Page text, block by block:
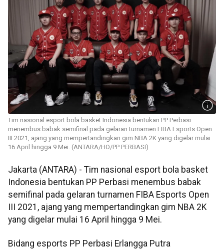
Tim nasional esport bola basket Indonesia bentukan PP Perbasi
menembus babak semifinal pada gelaran turnamen FIBA Esports Open
III 2021, ajang yang mempertandingkan gim NBA 2K yang digelar mulai
16 April hingga 9 Mei. (ANTARA/HO/PP PERBASI)
Jakarta (ANTARA) - Tim nasional esport bola basket
Indonesia bentukan PP Perbasi menembus babak
semifinal pada gelaran turnamen FIBA Esports Open
III 2021, ajang yang mempertandingkan gim NBA 2K
yang digelar mulai 16 April hingga 9 Mei.
Bidang esports PP Perbasi Erlangga Putra